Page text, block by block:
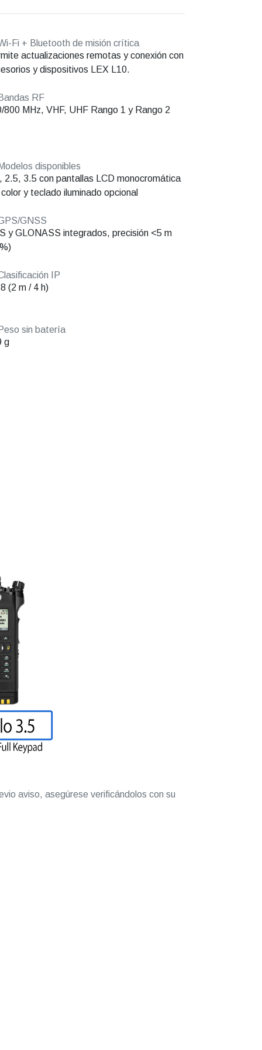
Fi + Bluetooth de misión crítica
actualizaciones remotas y conexión con
y dispositivos LEX L10.
RF
800 MHz, VHF, UHF Rango 1 y Rango 2
disponibles
2.5, 3.5 con pantallas LCD monocromática
y teclado iluminado opcional
GNSS
y GLONASS integrados, precisión <5 m
IP
(2 m / 4 h)
sin batería
g
aviso, asegúrese verificándolos con su